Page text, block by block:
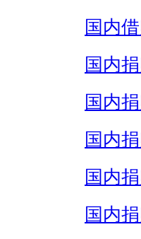
国内
国内
国内
国内
国内
国内